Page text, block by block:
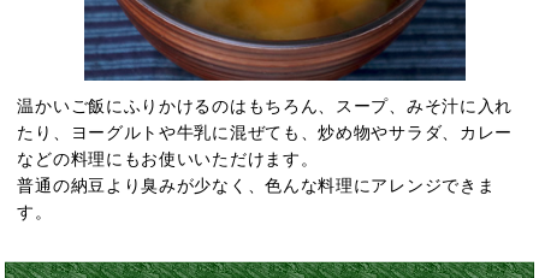
温かいご飯にふりかけるのはもちろん、スープ、みそ汁に入れ
たり、ヨーグルトや牛乳に混ぜても、炒め物やサラダ、カレー
などの料理にもお使いいただけます。
普通の納豆より臭みが少なく、色んな料理にアレンジできま
す。